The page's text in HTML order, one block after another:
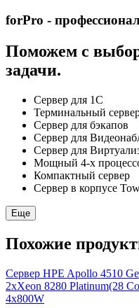
forPro -
Поможем с
задачи.
Сервер для 1С
Терминальный
Сервер для бэкапов
Сервер для
Сервер для
Мощный 4-х
Компактный сервер
Сервер в корпусе
Еще
Похожие
Сервер HPE Apollo 4510
2xXeon 8280 Platinum(28
4x800W